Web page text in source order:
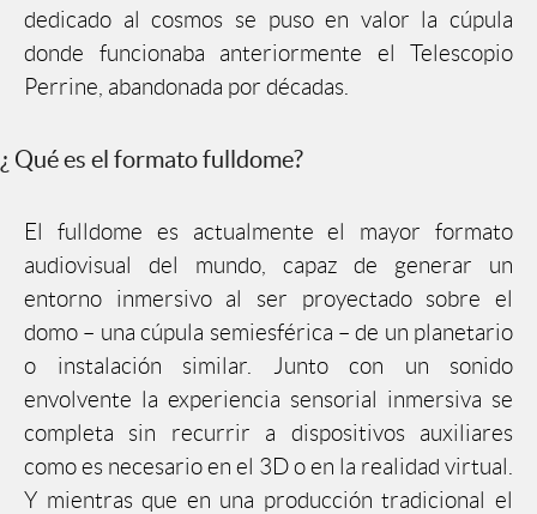
dedicado al cosmos se puso en valor la cúpula
donde funcionaba anteriormente el Telescopio
Perrine, abandonada por décadas.
¿ Qué es el formato fulldome?
El fulldome es actualmente el mayor formato
audiovisual del mundo, capaz de generar un
entorno inmersivo al ser proyectado sobre el
domo – una cúpula semiesférica – de un planetario
o instalación similar. Junto con un sonido
envolvente la experiencia sensorial inmersiva se
completa sin recurrir a dispositivos auxiliares
como es necesario en el 3D o en la realidad virtual.
Y mientras que en una producción tradicional el